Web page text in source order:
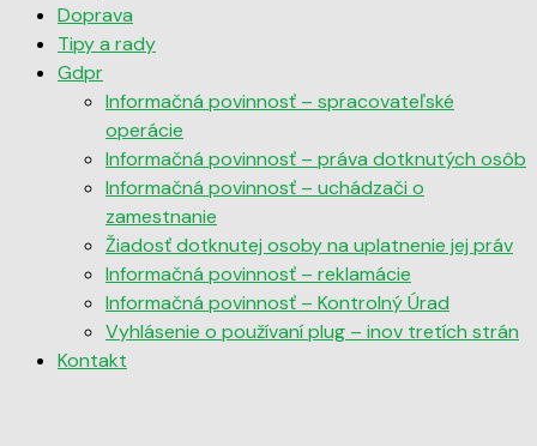
Doprava
Tipy a rady
Gdpr
Informačná povinnosť – spracovateľské
operácie
Informačná povinnosť – práva dotknutých osôb
Informačná povinnosť – uchádzači o
zamestnanie
Žiadosť dotknutej osoby na uplatnenie jej práv
Informačná povinnosť – reklamácie
Informačná povinnosť – Kontrolný Úrad
Vyhlásenie o používaní plug – inov tretích strán
Kontakt